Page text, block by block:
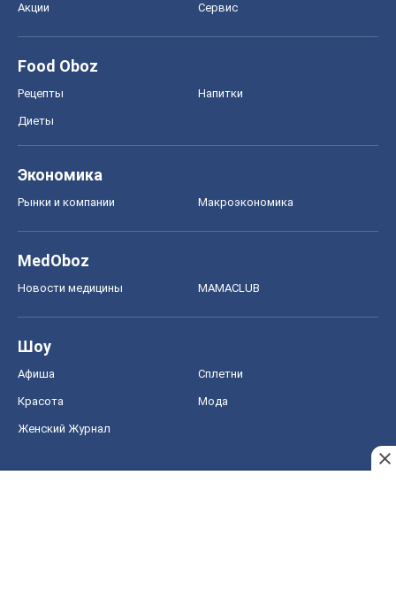
Акции Сервис
Food Oboz
Рецепты Напитки
Диеты
Экономика
Рынки и компании Mакроэкономика
MedOboz
Новости медицины MAMACLUB
Шоу
Афиша Сплетни
Красота Мода
Женский Журнал